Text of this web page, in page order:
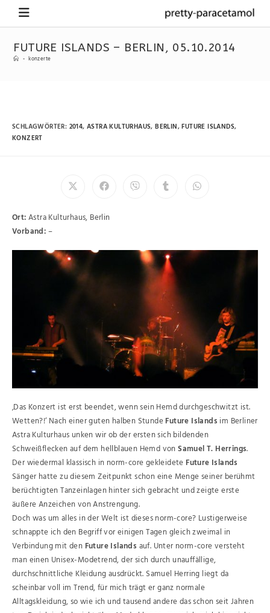
FUTURE ISLANDS – BERLIN, 05.10.2014
- konzerte
SCHLAGWÖRTER: 2014, ASTRA KULTURHAUS, BERLIN,FUTURE ISLANDS,
KONZERT
Ort:Astra Kulturhaus, Berlin
Vorband:–
‚Das Konzert ist erst beendet, wenn sein Hemd durchgeschwitzt ist.
Wetten?!‘ Nach einer guten halben StundeFuture Islands im Berliner
Astra Kulturhaus unken wir ob der ersten sich bildenden
Schweißflecken auf dem hellblauen Hemd vonSamuel T. Herrings.
Der wiedermal klassisch in norm-core gekleidete Future Islands
Sänger hatte zu diesem Zeitpunkt schon eine Menge seiner berühmt
berüchtigten Tanzeinlagen hinter sich gebracht und zeigte erste
äußere Anzeichen von Anstrengung.
Doch was um alles in der Welt ist dieses norm-core? Lustigerweise
schnappte ich den Begriff vor einigen Tagen gleich zweimal in
Verbindung mit den Future Islands auf. Unter norm-core versteht
man einen Unisex-Modetrend, der sich durch unauffällige,
durchschnittliche Kleidung ausdrückt. Samuel Herring liegt da
scheinbar voll im Trend, für mich trägt er ganz normale
Alltagskleidung, so wie ich und tausend andere das schon seit Jahren